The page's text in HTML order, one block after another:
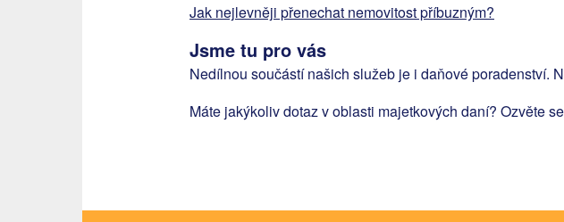
Jak nejlevněji přenechat nemovitost příbuzným?
Jsme tu pro vás
Nedílnou součástí našich služeb je i daňové poradenství.
Máte jakýkoliv dotaz v oblasti majetkových daní? Ozvěte